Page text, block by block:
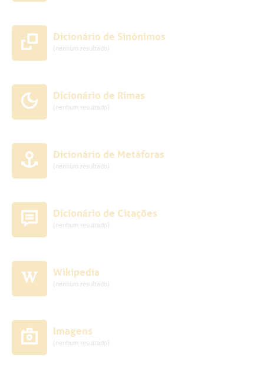
Dicionário de Sinônimos
(nenhum resultado)
Dicionário de Rimas
(nenhum resultado)
Dicionário de Metáforas
(nenhum resultado)
Dicionário de Citações
(nenhum resultado)
Wikipedia
(nenhum resultado)
Imagens
(nenhum resultado)